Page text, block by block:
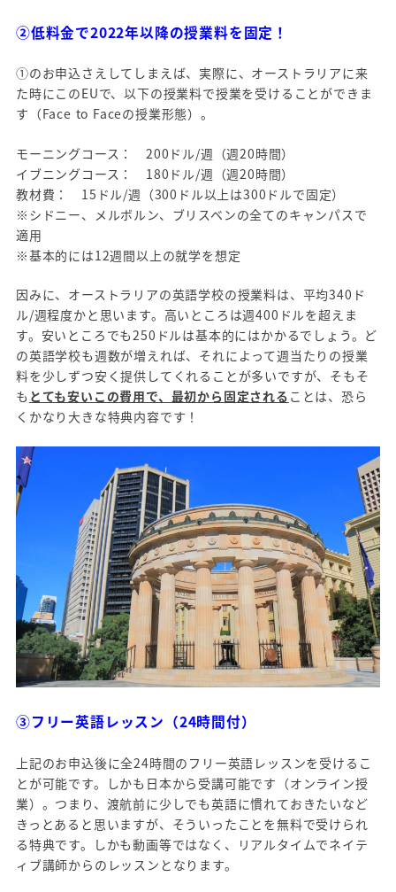
②低料金で2022年以降の授業料を固定！
①のお申込さえしてしまえば、実際に、オーストラリアに来
た時にこのEUで、以下の授業料で授業を受けることができま
す（Face to Faceの授業形態）。
モーニングコース： 200ドル/週（週20時間）
イブニングコース： 180ドル/週（週20時間）
教材費： 15ドル/週（300ドル以上は300ドルで固定）
※シドニー、メルボルン、ブリスベンの全てのキャンパスで
適用
※基本的には12週間以上の就学を想定
因みに、オーストラリアの英語学校の授業料は、平均340ド
ル/週程度かと思います。高いところは週400ドルを超えま
す。安いところでも250ドルは基本的にはかかるでしょう。ど
の英語学校も週数が増えれば、それによって週当たりの授業
料を少しずつ安く提供してくれることが多いですが、そもそ
も とても安いこの費用で、最初から固定される ことは、恐ら
くかなり大きな特典内容です！
③フリー英語レッスン（24時間付）
上記のお申込後に全24時間のフリー英語レッスンを受けるこ
とが可能です。しかも日本から受講可能です（オンライン授
業）。つまり、渡航前に少しでも英語に慣れておきたいなど
きっとあると思いますが、そういったことを無料で受けられ
る特典です。しかも動画等ではなく、リアルタイムでネイテ
ィブ講師からのレッスンとなります。